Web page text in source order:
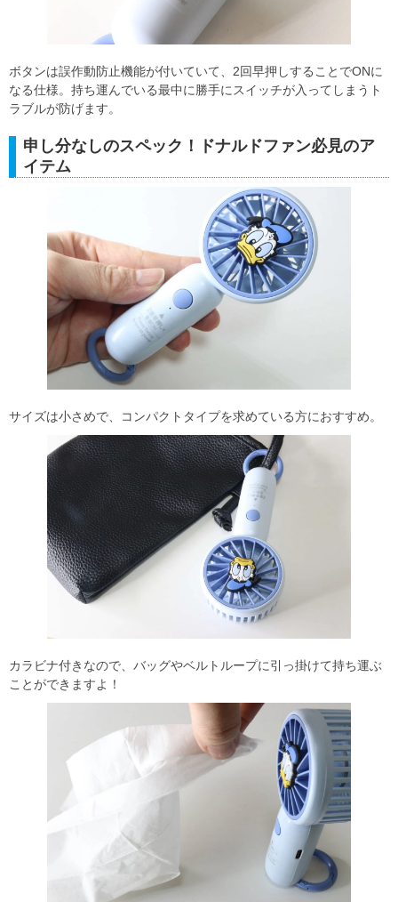
ボタンは誤作動防止機能が付いていて、2回早押しすることでONに
なる仕様。持ち運んでいる最中に勝手にスイッチが入ってしまうト
ラブルが防げます。
申し分なしのスペック！ドナルドファン必見のア
イテム
サイズは小さめで、コンパクトタイプを求めている方におすすめ。
カラビナ付きなので、バッグやベルトループに引っ掛けて持ち運ぶ
ことができますよ！